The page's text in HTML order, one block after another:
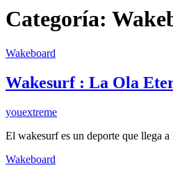
Categoría:
Wakeboard
Wakesurf : La Ola
youextreme
El wakesurf es un deporte que llega
Wakeboard